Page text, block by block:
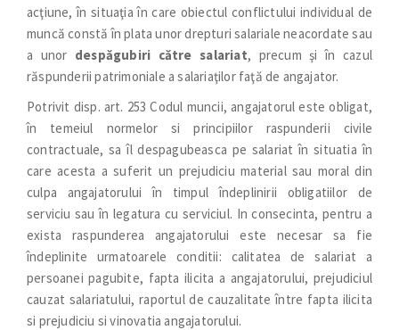
acţiune, în situaţia în care obiectul conflictului individual de
muncă constă în plata unor drepturi salariale neacordate sau
a unor despăgubiri către salariat, precum şi în cazul
răspunderii patrimoniale a salariaţilor faţă de angajator.
Potrivit disp. art. 253 Codul muncii, angajatorul este obligat,
în temeiul normelor si principiilor raspunderii civile
contractuale, sa îl despagubeasca pe salariat în situatia în
care acesta a suferit un prejudiciu material sau moral din
culpa angajatorului în timpul îndeplinirii obligatiilor de
serviciu sau în legatura cu serviciul. In consecinta, pentru a
exista raspunderea angajatorului este necesar sa fie
îndeplinite urmatoarele conditii: calitatea de salariat a
persoanei pagubite, fapta ilicita a angajatorului, prejudiciul
cauzat salariatului, raportul de cauzalitate între fapta ilicita
si prejudiciu si vinovatia angajatorului.